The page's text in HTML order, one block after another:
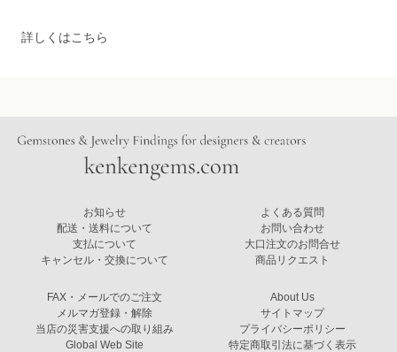
詳しくはこちら
お知らせ
配送・送料について
支払について
キャンセル・交換について
よくある質問
お問い合わせ
大口注文のお問合せ
商品リクエスト
FAX・メールでのご注文
メルマガ登録・解除
当店の災害支援への取り組み
Global Web Site
About Us
サイトマップ
プライバシーポリシー
特定商取引法に基づく表示